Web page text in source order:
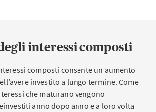
interessi composti
composti consente un aumento
investito a lungo termine. Come
che maturano vengono
anno dopo anno e a loro volta